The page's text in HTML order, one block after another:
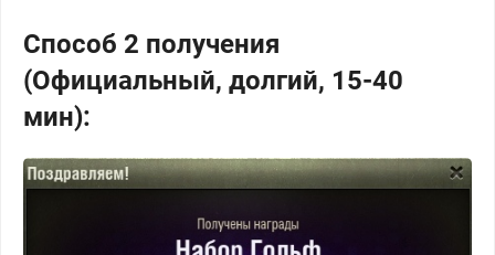
Способ 2 получения
(Официальный, долгий, 15-40
мин):